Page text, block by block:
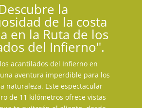
la
de la costa
en la Ruta de los
del Infierno".
acantilados del Infierno en
aventura imperdible para los
naturaleza. Este espectacular
de 11 kilómetros ofrece vistas